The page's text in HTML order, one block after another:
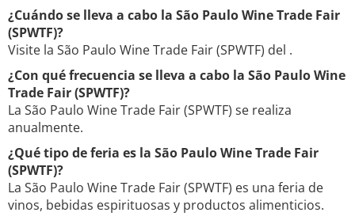
¿Cuándo se lleva a cabo la São Paulo Wine Trade Fair
(SPWTF)?
Visite la São Paulo Wine Trade Fair (SPWTF) del .
¿Con qué frecuencia se lleva a cabo la São Paulo Wine
Trade Fair (SPWTF)?
La São Paulo Wine Trade Fair (SPWTF) se realiza
anualmente.
¿Qué tipo de feria es la São Paulo Wine Trade Fair
(SPWTF)?
La São Paulo Wine Trade Fair (SPWTF) es una feria de
vinos, bebidas espirituosas y productos alimenticios.